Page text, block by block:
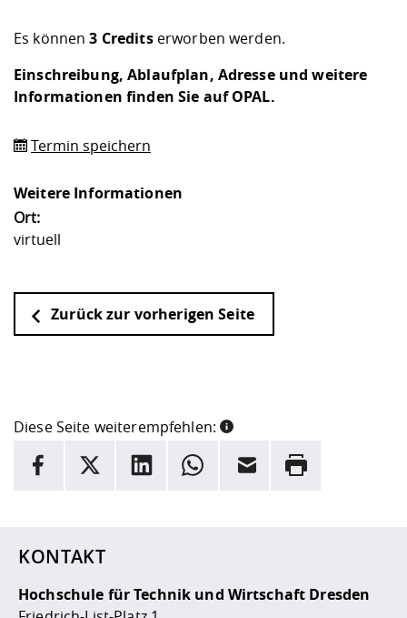
Es können3 Creditserworben werden.
Einschreibung, Ablaufplan, Adresse und weitere
Informationen finden Sie aufOPAL.
Termin speichern
Weitere Informationen
Ort:
virtuell
Zurück zur vorherigen Seite
Diese Seite weiterempfehlen:
INFORMATION
Facebook
X LinkedInWhatsappE-Mail Drucken
KONTAKT
Hochschule für Technik und Wirtschaft Dresden